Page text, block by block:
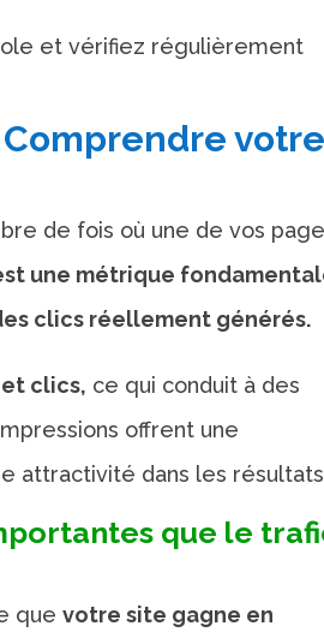
et vérifiez régulièrement
votre
de fois où une de vos
une métrique
clics réellement générés.
clics, ce qui conduit à des
offrent une
attractivité dans les
que le
que votre site gagne en